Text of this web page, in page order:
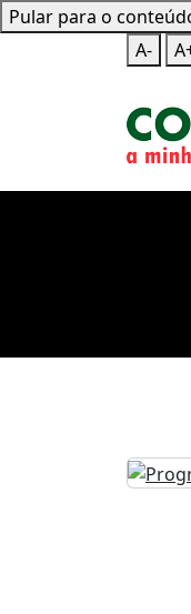
Pular para o Mapa
A-